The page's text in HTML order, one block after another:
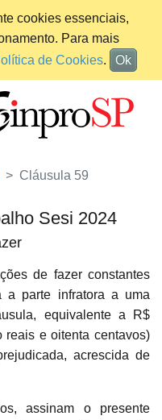
cookies essenciais,
Para mais
de Cookies. Ok
Cláusula 59
Sesi 2024
de fazer constantes
a parte infratora a uma
equivalente a R$
reais e oitenta centavos)
acrescida de
assinam o presente